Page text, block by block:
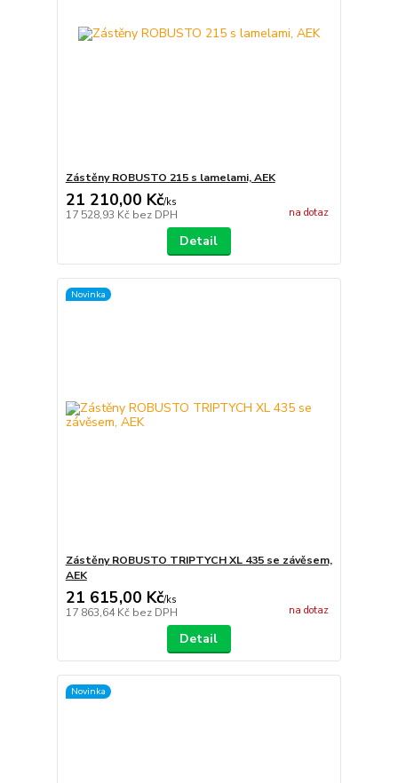
Zástěny ROBUSTO 215 s lamelami, AEK
21 210,00 Kč/ks
17 528,93 Kč bez DPH na dotaz
Detail
Novinka
Zástěny ROBUSTO TRIPTYCH XL 435 se závěsem,
AEK
21 615,00 Kč/ks
17 863,64 Kč bez DPH na dotaz
Detail
Novinka